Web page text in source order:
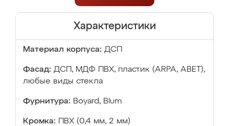
Характеристики
Материал корпуса: ДСП
Фасад: ДСП, МДФ ПВХ, пластик (ARPA, ABET),
любые виды стекла
Фурнитура: Boyard, Blum
Кромка: ПВХ (0,4 мм, 2 мм)